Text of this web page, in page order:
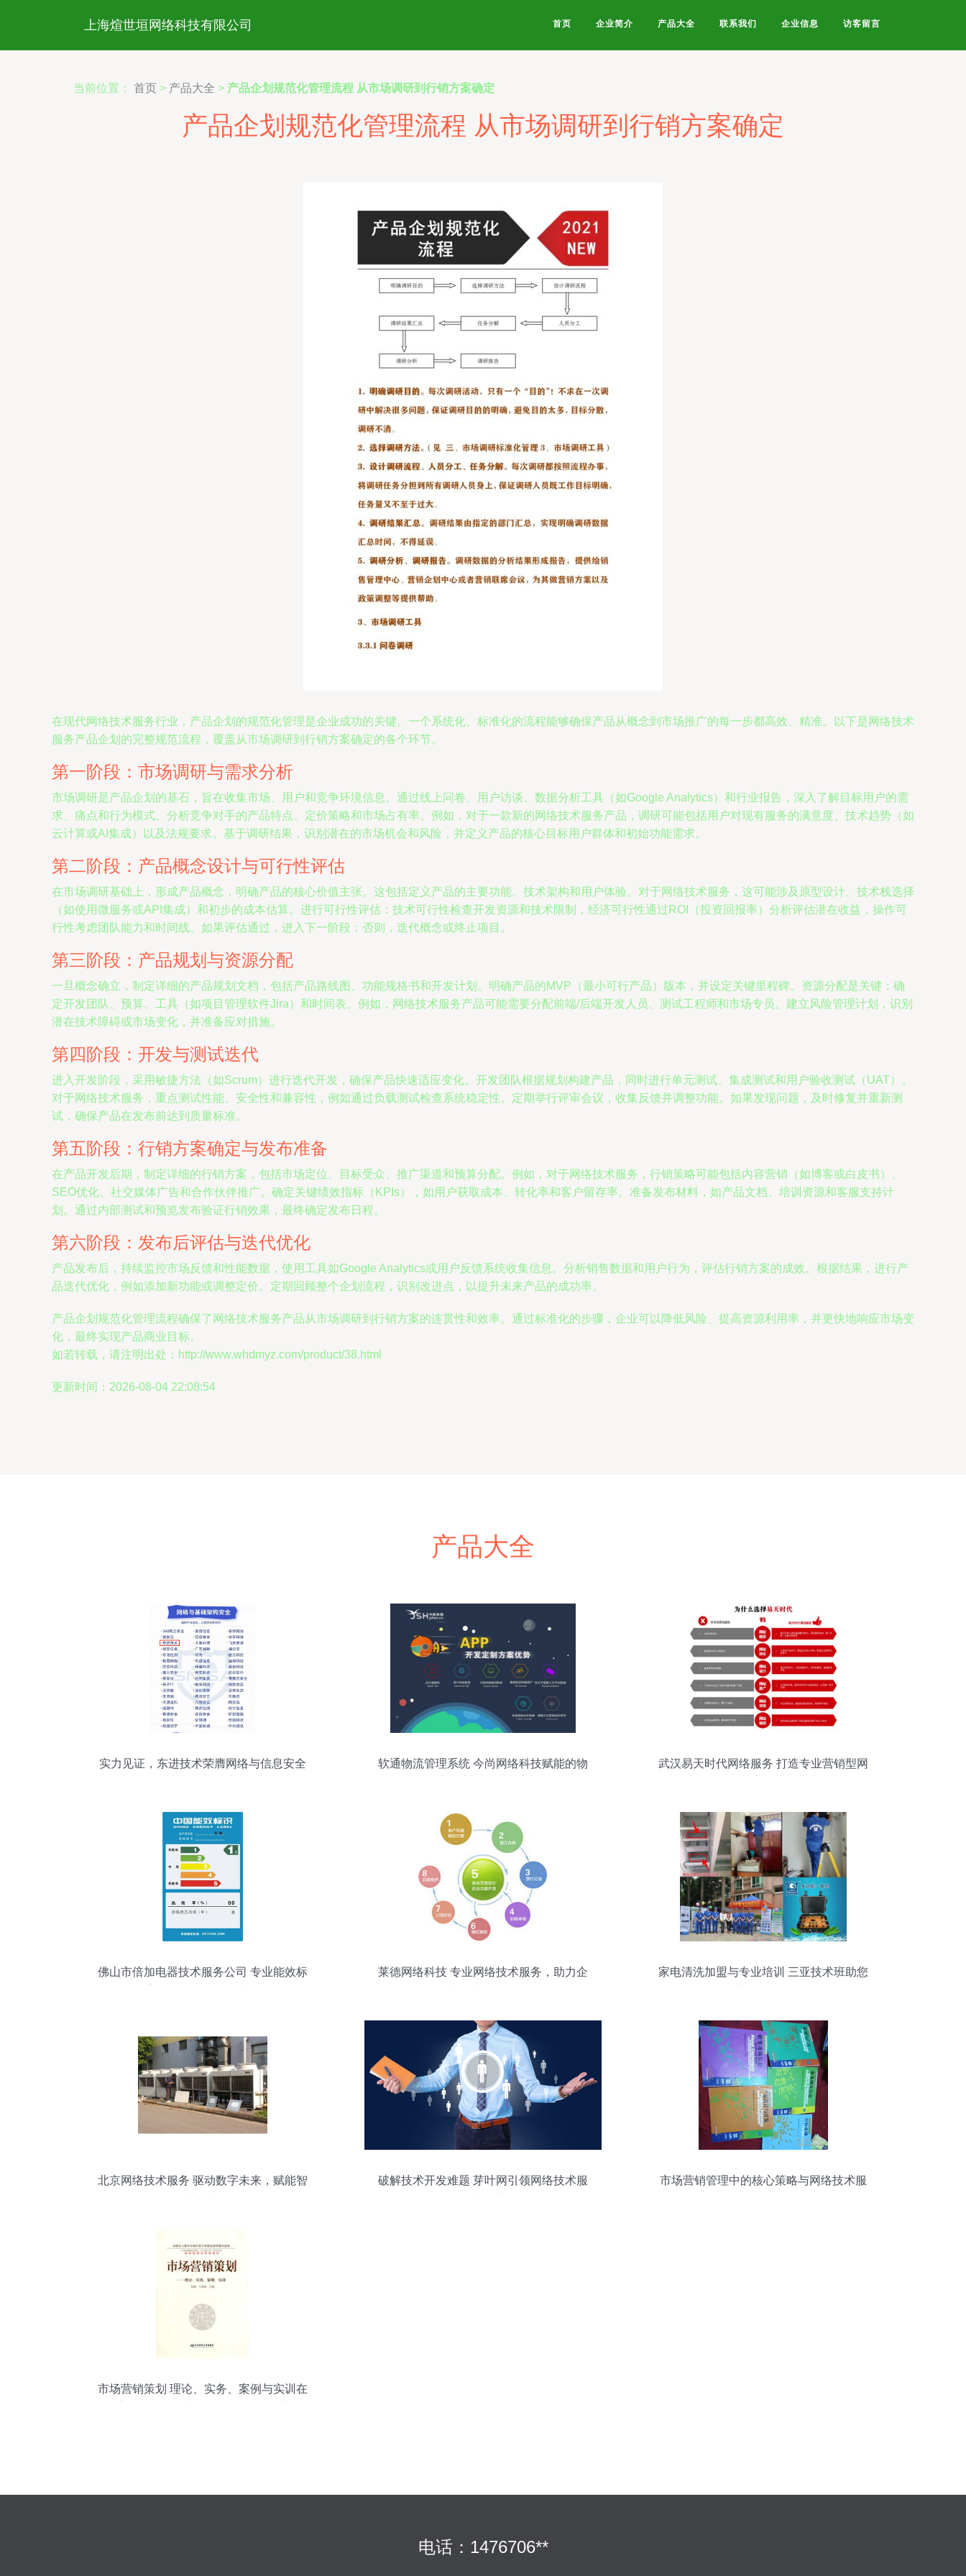
上海煊世垣网络科技有限公司 首页 企业简介 产品大全 联系我们 企业信息 访客留言
当前位置： 首页 > 产品大全 > 产品企划规范化管理流程 从市场调研到行销方案确定
产品企划规范化管理流程 从市场调研到行销方案确定
在现代网络技术服务行业，产品企划的规范化管理是企业成功的关键。一个系统化、标准化的流程能够确保产品从概念到市场推广的每一步都高效、精准。以下是网络技术
服务产品企划的完整规范流程，覆盖从市场调研到行销方案确定的各个环节。
第一阶段：市场调研与需求分析
市场调研是产品企划的基石，旨在收集市场、用户和竞争环境信息。通过线上问卷、用户访谈、数据分析工具（如Google Analytics）和行业报告，深入了解目标用户的需
求、痛点和行为模式。分析竞争对手的产品特点、定价策略和市场占有率。例如，对于一款新的网络技术服务产品，调研可能包括用户对现有服务的满意度、技术趋势（如
云计算或AI集成）以及法规要求。基于调研结果，识别潜在的市场机会和风险，并定义产品的核心目标用户群体和初始功能需求。
第二阶段：产品概念设计与可行性评估
在市场调研基础上，形成产品概念，明确产品的核心价值主张。这包括定义产品的主要功能、技术架构和用户体验。对于网络技术服务，这可能涉及原型设计、技术栈选择
（如使用微服务或API集成）和初步的成本估算。进行可行性评估：技术可行性检查开发资源和技术限制，经济可行性通过ROI（投资回报率）分析评估潜在收益，操作可
行性考虑团队能力和时间线。如果评估通过，进入下一阶段；否则，迭代概念或终止项目。
第三阶段：产品规划与资源分配
一旦概念确立，制定详细的产品规划文档，包括产品路线图、功能规格书和开发计划。明确产品的MVP（最小可行产品）版本，并设定关键里程碑。资源分配是关键：确
定开发团队、预算、工具（如项目管理软件Jira）和时间表。例如，网络技术服务产品可能需要分配前端/后端开发人员、测试工程师和市场专员。建立风险管理计划，识别
潜在技术障碍或市场变化，并准备应对措施。
第四阶段：开发与测试迭代
进入开发阶段，采用敏捷方法（如Scrum）进行迭代开发，确保产品快速适应变化。开发团队根据规划构建产品，同时进行单元测试、集成测试和用户验收测试（UAT）。
对于网络技术服务，重点测试性能、安全性和兼容性，例如通过负载测试检查系统稳定性。定期举行评审会议，收集反馈并调整功能。如果发现问题，及时修复并重新测
试，确保产品在发布前达到质量标准。
第五阶段：行销方案确定与发布准备
在产品开发后期，制定详细的行销方案，包括市场定位、目标受众、推广渠道和预算分配。例如，对于网络技术服务，行销策略可能包括内容营销（如博客或白皮书）、
SEO优化、社交媒体广告和合作伙伴推广。确定关键绩效指标（KPIs），如用户获取成本、转化率和客户留存率。准备发布材料，如产品文档、培训资源和客服支持计
划。通过内部测试和预览发布验证行销效果，最终确定发布日程。
第六阶段：发布后评估与迭代优化
产品发布后，持续监控市场反馈和性能数据，使用工具如Google Analytics或用户反馈系统收集信息。分析销售数据和用户行为，评估行销方案的成效。根据结果，进行产
品迭代优化，例如添加新功能或调整定价。定期回顾整个企划流程，识别改进点，以提升未来产品的成功率。
产品企划规范化管理流程确保了网络技术服务产品从市场调研到行销方案的连贯性和效率。通过标准化的步骤，企业可以降低风险、提高资源利用率，并更快地响应市场变
化，最终实现产品商业目标。
如若转载，请注明出处：http://www.whdmyz.com/product/38.html
更新时间：2026-08-04 22:08:54
产品大全
实力见证，东进技术荣膺网络与信息安全
软通物流管理系统 今尚网络科技赋能的物
武汉易天时代网络服务 打造专业营销型网
佛山市倍加电器技术服务公司 专业能效标
莱德网络科技 专业网络技术服务，助力企
家电清洗加盟与专业培训 三亚技术班助您
北京网络技术服务 驱动数字未来，赋能智
破解技术开发难题 芽叶网引领网络技术服
市场营销管理中的核心策略与网络技术服
市场营销策划 理论、实务、案例与实训在
电话：1476706**